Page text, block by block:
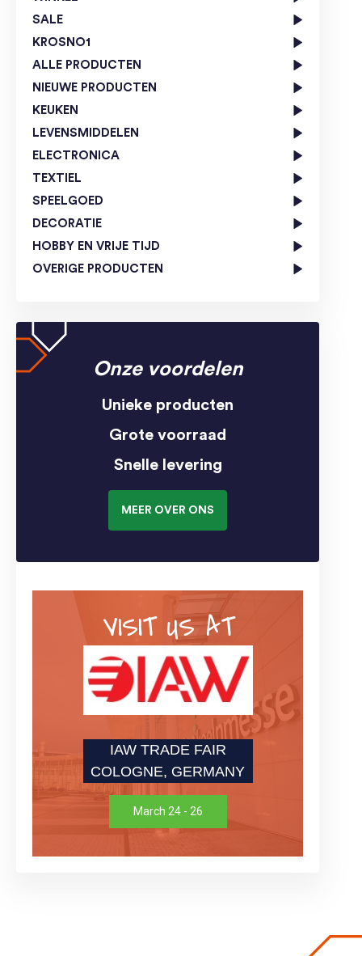
SALE
KROSNO1
ALLE PRODUCTEN
NIEUWE PRODUCTEN
KEUKEN
LEVENSMIDDELEN
ELECTRONICA
TEXTIEL
SPEELGOED
DECORATIE
HOBBY EN VRIJE TIJD
OVERIGE PRODUCTEN
Onze voordelen
Unieke producten
Grote voorraad
Snelle levering
MEER OVER ONS
VISIT US AT
IAW TRADE FAIR
COLOGNE, GERMANY
March 24 - 26